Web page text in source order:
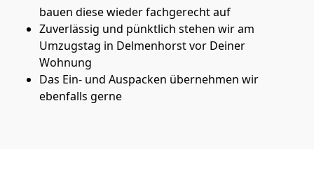
bauen diese wieder fachgerecht auf
Zuverlässig und pünktlich stehen wir am
Umzugstag in Delmenhorst vor Deiner
Wohnung
Das Ein- und Auspacken übernehmen wir
ebenfalls gerne